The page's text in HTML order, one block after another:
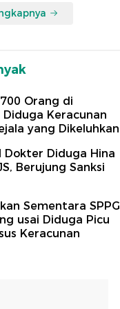
Orang di
Keracunan
yang Dikeluhkan
Dokter Diduga Hina
Berujung Sanksi
Sementara SPPG
usai Diduga Picu
Keracunan